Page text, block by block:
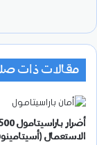
مقالات ذات
الاستعمال